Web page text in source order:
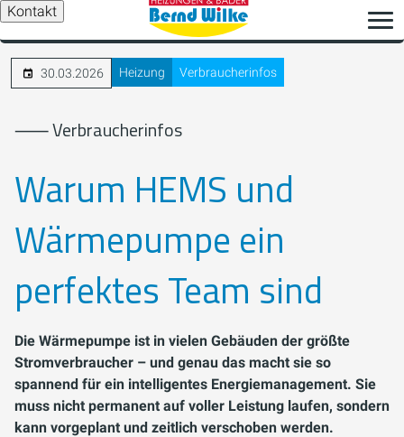
Kontakt
30.03.2026 Heizung Verbraucherinfos
⸺ Verbraucherinfos
Warum HEMS und
Wärmepumpe ein
perfektes Team sind
Die Wärmepumpe ist in vielen Gebäuden der größte
Stromverbraucher – und genau das macht sie so
spannend für ein intelligentes Energiemanagement. Sie
muss nicht permanent auf voller Leistung laufen, sondern
kann vorgeplant und zeitlich verschoben werden.